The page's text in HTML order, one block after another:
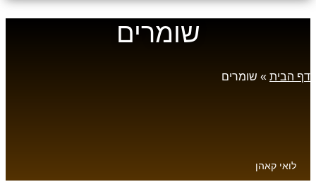
שומרים
דף הבית » שומרים
לואי קאהן